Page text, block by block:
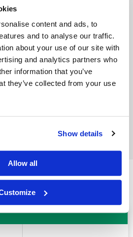
content and ads, to
and to analyse our traffic.
about your use of our site with
and analytics partners who
information that you’ve
they’ve collected from your use
Show details
Allow all
Detal netto
05.2026 06.2026 07.2026
w województwach